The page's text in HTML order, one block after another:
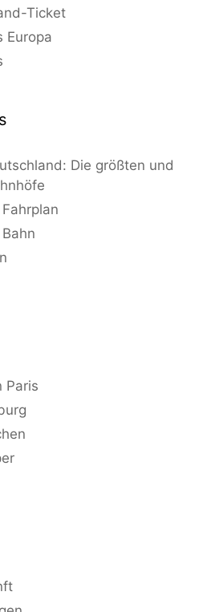
Ticket
Europa
Die größten und
Paris